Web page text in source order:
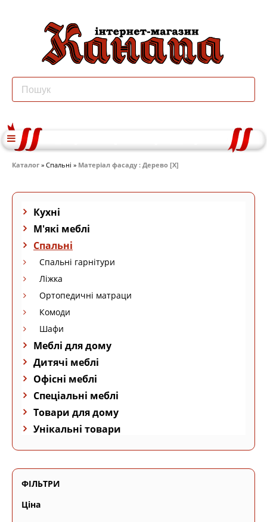
Каталог » Спальні » Матеріал фасаду : Дерево [X]
Кухні
М'які меблі
Спальні
Спальні гарнітури
Ліжка
Ортопедичні матраци
Комоди
Шафи
Меблі для дому
Дитячі меблі
Офісні меблі
Спеціальні меблі
Товари для дому
Унікальні товари
ФІЛЬТРИ
Ціна